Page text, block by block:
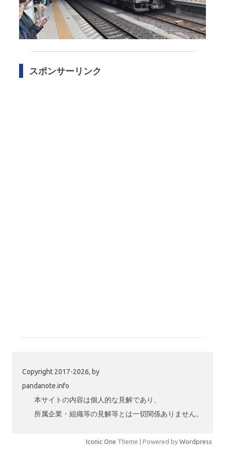
スポンサーリンク
Copyright 2017-2026, by
pandanote.info
本サイトの内容は個人的な見解であり、
所属企業・組織等の見解等とは一切関係ありません。
Iconic One Theme | Powered by Wordpress